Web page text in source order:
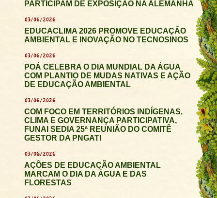
PARTICIPAM DE EXPOSIÇÃO NA ALEMANHA
03/06/2026
EDUCACLIMA 2026 PROMOVE EDUCAÇÃO
AMBIENTAL E INOVAÇÃO NO TECNOSINOS
03/06/2026
POÁ CELEBRA O DIA MUNDIAL DA ÁGUA
COM PLANTIO DE MUDAS NATIVAS E AÇÃO
DE EDUCAÇÃO AMBIENTAL
03/06/2026
COM FOCO EM TERRITÓRIOS INDÍGENAS,
CLIMA E GOVERNANÇA PARTICIPATIVA,
FUNAI SEDIA 25ª REUNIÃO DO COMITÊ
GESTOR DA PNGATI
03/06/2026
AÇÕES DE EDUCAÇÃO AMBIENTAL
MARCAM O DIA DA ÁGUA E DAS
FLORESTAS